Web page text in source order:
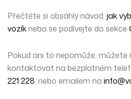
Přečtěte si obsáhlý návod, jak
vozíknebo se podívejte do sekce
Pokud ani to nepomůže, můžete
kontaktovat na bezplatném
221 228, nebo emailem na